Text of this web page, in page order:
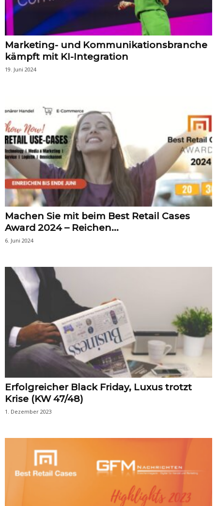
Marketing- und Kommunikationsbranche
kämpft mit KI-Integration
19. Juni 2024
Machen Sie mit beim Best Retail Cases
Award 2024 – Reichen...
6. Juni 2024
Erfolgreicher Black Friday, Luxus trotzt
Krise (KW 47/48)
1. Dezember 2023